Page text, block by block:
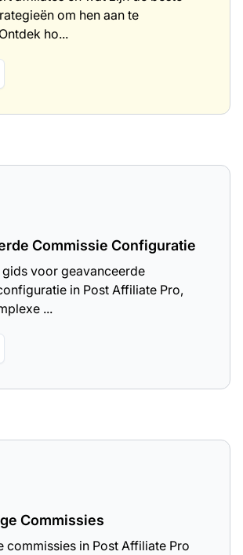
om hen aan te
ho...
Commissie Configuratie
voor geavanceerde
in Post Affiliate Pro,
...
Commissies
commissies in Post Affiliate Pro